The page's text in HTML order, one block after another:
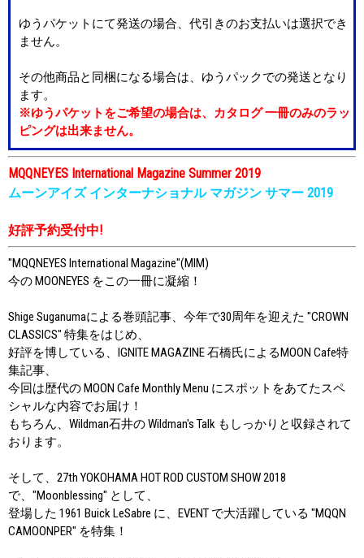
ゆうパケットにて発送の場合、代引きのお支払いは選択でき
ません。
その他商品と同梱になる場合は、ゆうパックでの発送となり
ます。
※ゆうパケットをご希望の場合は、カタログ 一冊のみのラッ
ピングは出来ません。
MQQNEYES International Magazine Summer 2019
ムーンアイズ インターナショナル マガジン サマー 2019
好評予約受付中!
"MQQNEYES International Magazine"(MIM)
今の MOONEYES をこの一冊に凝縮！
Shige Suganumaによる巻頭記事、今年で30周年を迎えた "CROWN
CLASSICS" 特集をはじめ、
好評を博している、IGNITE MAGAZINE 石橋氏によるMOON Cafe特
集記事、
今回は歴代の MOON Cafe Monthly Menu にスポットをあてたスペ
シャルな内容でお届け！
もちろん、Wildman石井の Wildman's Talk もしっかりと収録されて
おります。
そして、27th YOKOHAMA HOT ROD CUSTOM SHOW 2018
で、"Moonblessing" として、
登場した 1961 Buick LeSabre に、EVENT で大活躍している "MQQN
CAMOONPER" を特集！